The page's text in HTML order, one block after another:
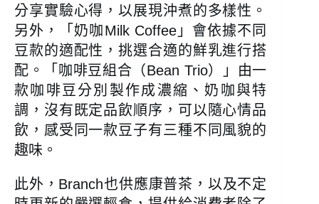
分享實驗心得，以展現沖煮的多樣性。
另外，「奶咖Milk Coffee」會依據不同
豆款的適配性，挑選合適的鮮乳進行搭
配。「咖啡豆組合（Bean Trio）」由一
款咖啡豆分別製作成濃縮、奶咖與特
調，沒有既定品飲順序，可以隨心情品
飲，感受同一款豆子有三種不同風貌的
趣味。
此外，Branch也供應康普茶，以及不定